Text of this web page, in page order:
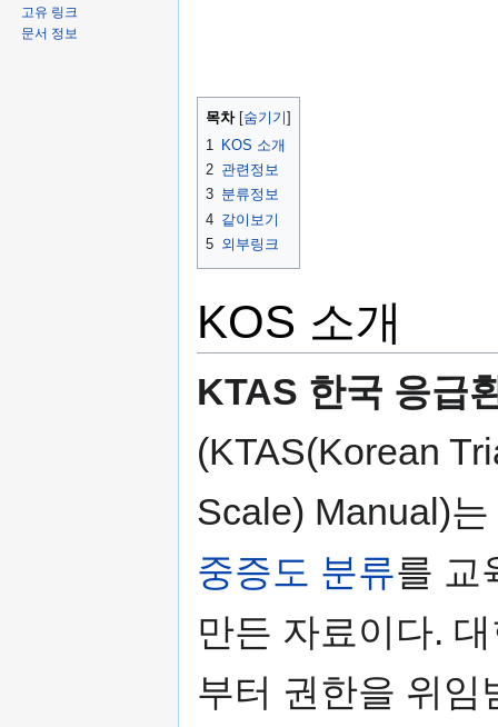
가
기
기
목차
1
KOS 소개
2 관련정보
3 분류정보
4 같이보기
5 외부링크
KOS 소개
KTAS 한국 응급
(KTAS(Korean
Scale) Manual)는
중증도 분류를 교
만든 자료이다.
부터 권한을 위임
고유 링크
문서 정보